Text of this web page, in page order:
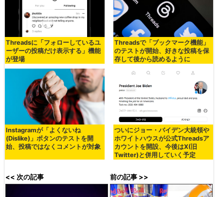
Threadsに「フォローしているユ
ーザーの投稿だけ表示する」機能
が登場
Threadsで「ブックマーク機能」
のテストが開始、好きな投稿を保
存して後から読めるように
Instagramが「よくないね
(Dislike)」ボタンのテストを開
始、投稿ではなくコメントが対象
ついにジョー・バイデン大統領や
ホワイトハウスが公式Threadsア
カウントを開設、今後はX(旧
Twitter)と併用していく予定
<< 次の記事 前の記事 >>